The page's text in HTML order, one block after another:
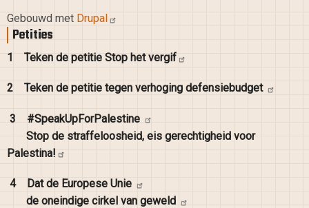
Gebouwd met Drupal
Petities
1 Teken de petitie Stop hetvergif
2 Teken de petitie tegen verhoging defensiebudget
3
#SpeakUpForPalestine
Stop de straffeloosheid, eis gerechtigheid voor
Palestina!
4 Dat de Europese Unie
de oneindige cirkel van geweld